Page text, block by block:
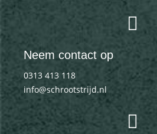
Neem contact op
0313 413 118
info@schrootstrijd.nl